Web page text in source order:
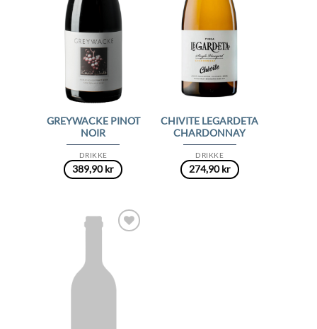
DRIKKE
GREYWACKE PINOT
NOIR
389,90kr
DRIKKE
CHIVITE LEGARDETA
CHARDONNAY
274,90kr